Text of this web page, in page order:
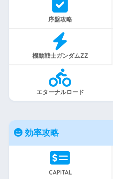
序盤攻略
機動戦士ガンダムZZ
エターナルロード
効率攻略
CAPITAL